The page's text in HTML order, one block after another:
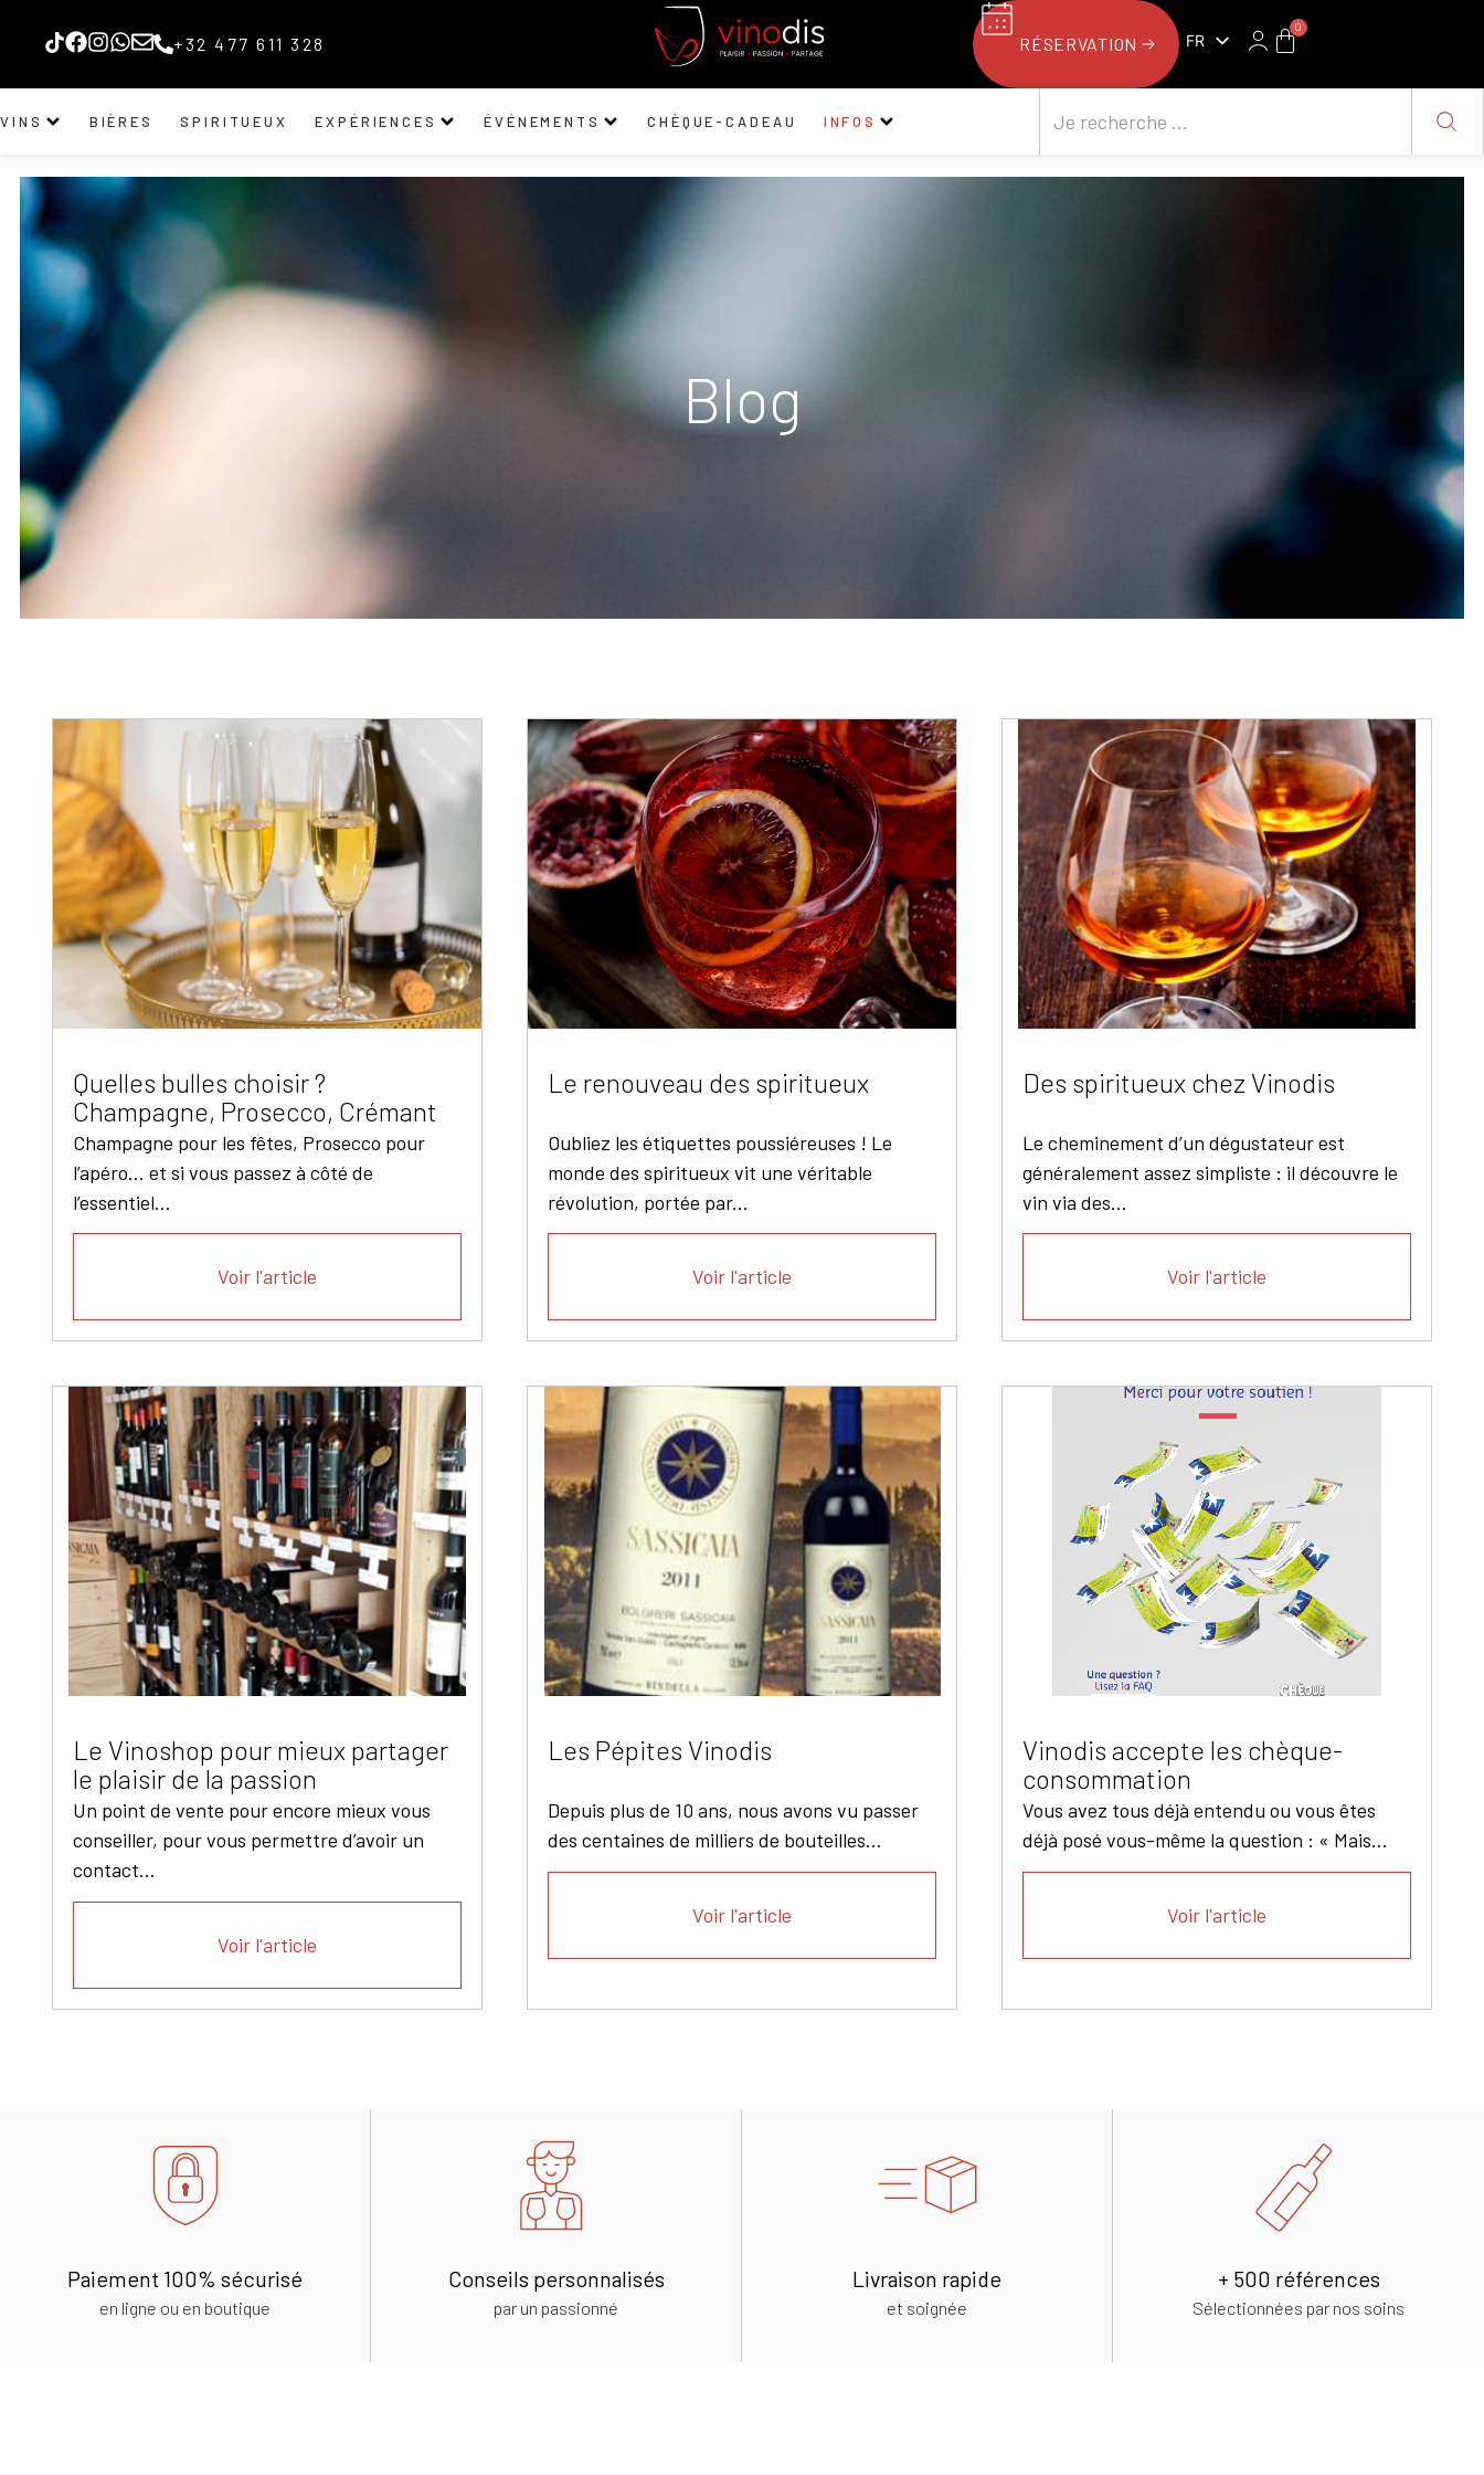
+32 477 611 328 RÉSERVATION FR
NL
0
VINS BIÈRES SPIRITUEUX EXPÉRIENCES ÉVÉNEMENTS CHÈQUE-CADEAU INFOS
Blog
Quelles bulles choisir ?
Champagne, Prosecco, Crémant
Champagne pour les fêtes, Prosecco pour
l’apéro… et si vous passez à côté de
l’essentiel...
Voir l'article
Le renouveau des spiritueux
Oubliez les étiquettes poussiéreuses ! Le
monde des spiritueux vit une véritable
révolution, portée par...
Voir l'article
Des spiritueux chez Vinodis
Le cheminement d’un dégustateur est
généralement assez simpliste : il découvre le
vin via des...
Voir l'article
Le Vinoshop pour mieux partager
le plaisir de la passion
Un point de vente pour encore mieux vous
conseiller, pour vous permettre d’avoir un
contact...
Voir l'article
Les Pépites Vinodis
Depuis plus de 10 ans, nous avons vu passer
des centaines de milliers de bouteilles...
Voir l'article
Vinodis accepte les chèque-
consommation
Vous avez tous déjà entendu ou vous êtes
déjà posé vous-même la question : « Mais...
Voir l'article
Paiement 100% sécurisé
en ligne ou en boutique
Conseils personnalisés
par un passionné
Livraison rapide
et soignée
+ 500 références
Sélectionnées par nos soins